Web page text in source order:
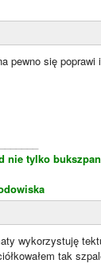
pewno się
nie tylko
wykorzystuję
tak